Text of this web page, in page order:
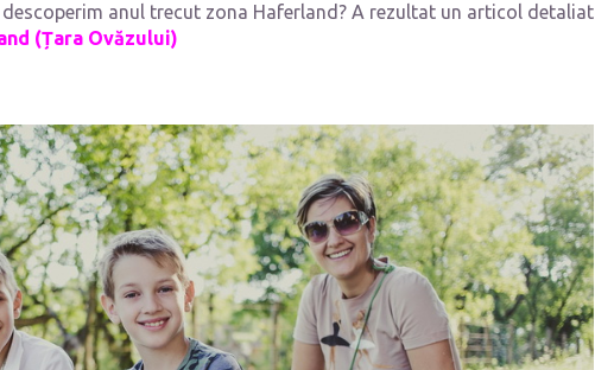
anul trecut zona Haferland? A rezultat un articol detaliat
(Țara Ovăzului)